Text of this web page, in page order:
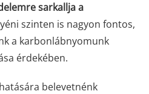
sarkallja a
szinten is nagyon fontos,
a karbonlábnyomunk
érdekében.
belevetnénk